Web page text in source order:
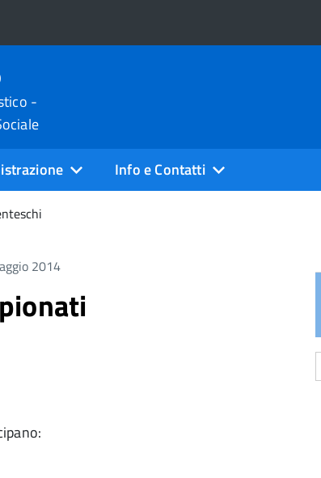
-
Info e Contatti
2014